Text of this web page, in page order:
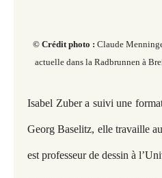
© Crédit photo : Claude
actuelle dans la Radbrunnen à
Isabel Zuber a suivi une
Georg Baselitz, elle travaille
est professeur de dessin à